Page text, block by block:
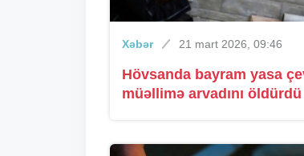
Xəbər 21 mart 2026, 09:46
Hövsanda bayram yasa
müəllimə arvadını öldürdü